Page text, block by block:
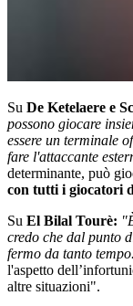
Su De Ketelaere e
possono giocare
essere un terminale
fare l'attaccante
determinante, può
con tutti i giocatori
Su El Bilal Tourè:
credo che dal punto
fermo da tanto tempo.
l'aspetto
altre situazioni".